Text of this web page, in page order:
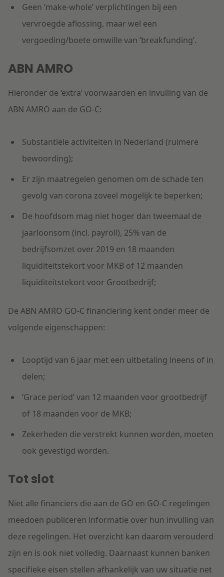
Geen ‘make-whole’ verplichtingen bij een
vervroegde aflossing, maar wel een
vergoeding/boete omwille van ‘breakfunding’.
ABN AMRO
Hieronder de ‘extra’ voorwaarden en invulling van de
ABN AMRO aan de GO-C:
Substantiële activiteiten in Nederland (ruimere
bewoording);
Er zijn maatregelen genomen om de schade ten
gevolg van corona zoveel mogelijk te beperken;
De hoofdsom mag niet hoger dan tweemaal de
jaarloonsom (incl. payroll), 25% van de
bedrijfsomzet over 2019 en 18 maanden
liquiditeitstekort voor MKB of 12 maanden
liquiditeitstekort voor Grootbedrijf;
De ABN AMRO GO-C financiering kent onder meer de
volgende eigenschappen:
Looptijd van 6 jaar met een uitbetaling ineens of in
delen;
‘Grace period’ van 12 maanden voor grootbedrijf
of 18 maanden voor de MKB;
Zekerheden die verstrekt kunnen worden, moeten
ook gevestigd worden.
Tot slot
Niet alle financiers die aan de GO en GO-C regelingen
meedoen publiceren informatie over hun invulling van
deze regelingen. Het overzicht kan daarom verouderd
zijn en is ook niet volledig. Daarnaast kunnen banken
specifieke eisen stellen afhankelijk van uw situatie net